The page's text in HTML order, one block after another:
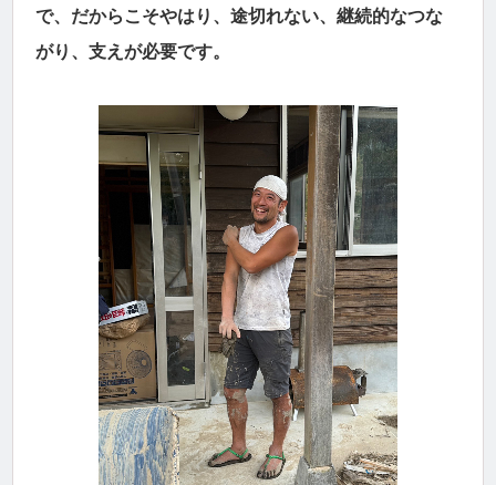
で、だからこそやはり、途切れない、継続的なつな
がり、支えが必要です。